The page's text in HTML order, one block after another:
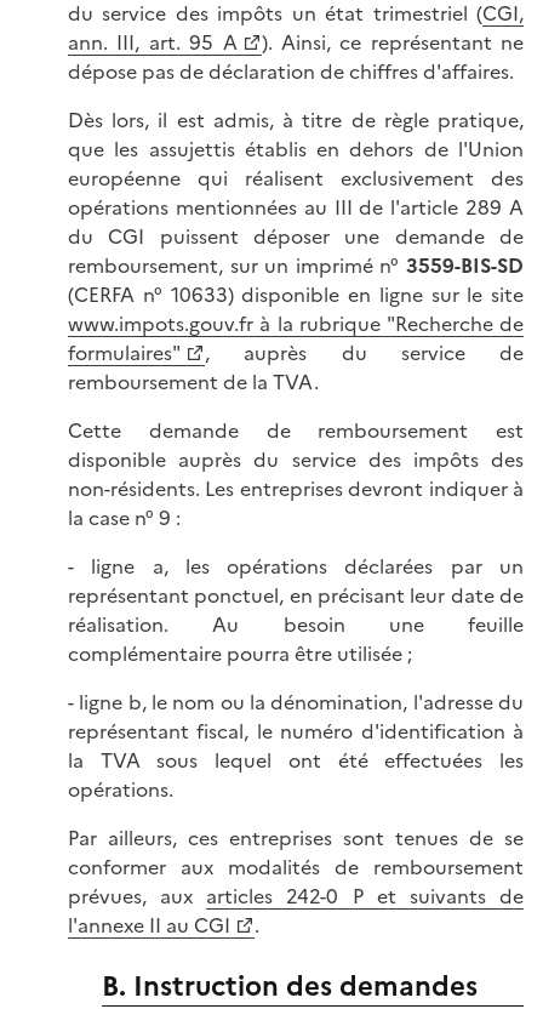
du service des impôts un état trimestriel (CGI,
ann. III, art. 95 A
). Ainsi, ce représentant ne
dépose pas de déclaration de chiffres d'affaires.
Dès lors, il est admis, à titre de règle pratique,
que les assujettis établis en dehors de l'Union
européenne qui réalisent exclusivement des
opérations mentionnées au III de l'article 289 A
du CGI puissent déposer une demande de
remboursement, sur un imprimé n° 3559-BIS-SD
(CERFA n° 10633) disponible en ligne sur le site
www.impots.gouv.fr à la rubrique "Recherche de
formulaires"
, auprès du service de
remboursement de la TVA.
Cette demande de remboursement est
disponible auprès du service des impôts des
non-résidents. Les entreprises devront indiquer à
la case n° 9 :
- ligne a, les opérations déclarées par un
représentant ponctuel, en précisant leur date de
réalisation. Au besoin une feuille
complémentaire pourra être utilisée ;
- ligne b, le nom ou la dénomination, l'adresse du
représentant fiscal, le numéro d'identification à
la TVA sous lequel ont été effectuées les
opérations.
Par ailleurs, ces entreprises sont tenues de se
conformer aux modalités de remboursement
prévues, aux articles 242-0 P et suivants de
l'annexe II au CGI
.
B. Instruction des demandes